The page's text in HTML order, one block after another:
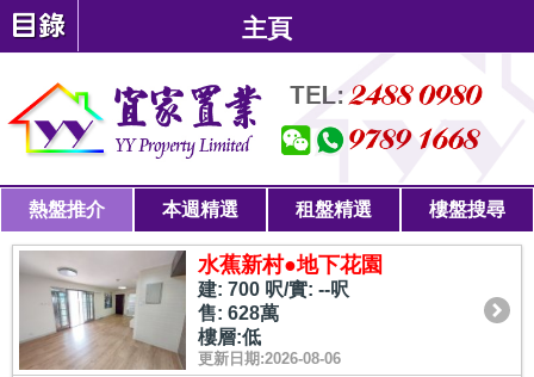
主頁
熱盤推介 本週精選 租盤精選 樓盤搜尋
水蕉新村●地下花園
建: 700 呎/實: --呎
售: 628萬
樓層:低
更新日期:2026-08-06